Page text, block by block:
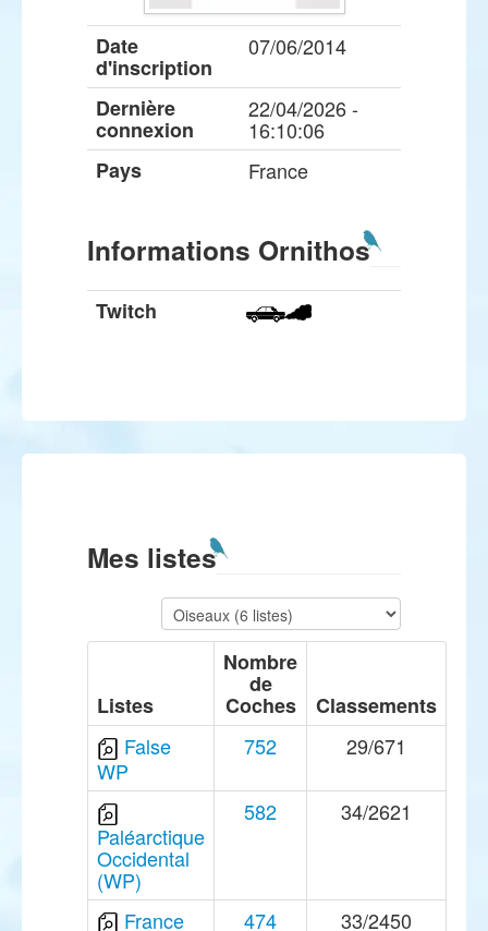
Date
d'inscription
07/06/2014
Dernière
connexion
22/04/2026 -
16:10:06
Pays
France
Informations Ornithos
Twitch
Mes listes
Listes
Nombre
de
Coches
Classements
False
WP
752 29/671
Paléarctique
Occidental
(WP)
582 34/2621
France 474
33/2450